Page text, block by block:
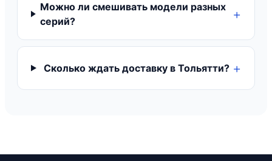
Можно ли смешивать модели разных
серий?
Сколько ждать доставку в Тольятти?